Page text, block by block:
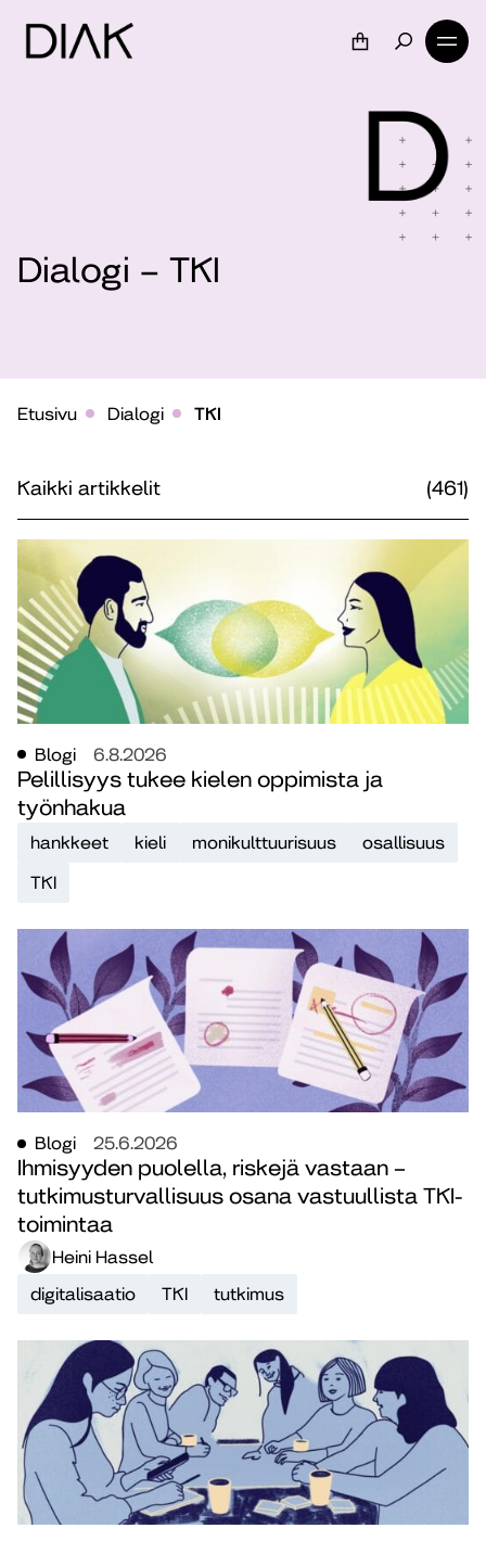
Dialogi – TKI
Etusivu Dialogi TKI
Kaikki artikkelit (461)
Blogi 6.8.2026
Pelillisyys tukee kielen oppimista ja
työnhakua
hankkeet kieli monikulttuurisuus
osallisuus
TKI
Blogi 25.6.2026
Ihmisyyden puolella, riskejä vastaan –
tutkimusturvallisuus osana vastuullista TKI-
toimintaa
Heini Hassel
digitalisaatio
TKI tutkimus